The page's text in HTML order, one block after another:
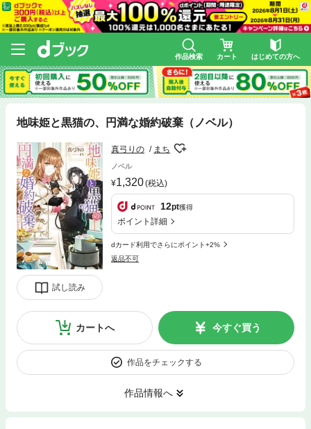
作品検索 カート はじめての方へ
地味姫と黒猫の、円満な婚約破棄（ノベル）
試し読み
真弓りの まち
ノベル
1,320(税込)
12pt獲得
ポイント詳細
dカード利用でさらにポイント+2%
返品不可
カートへ 今すぐ買う
作品をチェックする
作品情報へ